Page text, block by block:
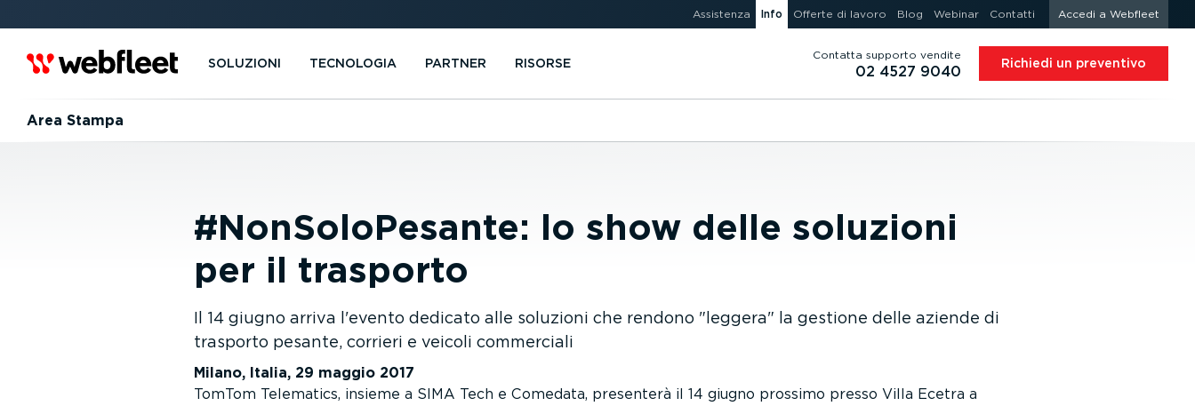
Assistenza Info Offerte di lavoro Blog Webinar Contatti Accedi a Webfleet
SOLUZIONI TECNOLOGIA PARTNER RISORSE
Contatta supporto vendite
02 4527 9040 Richiedi un preventivo
Area Stampa
#NonSoloPesante: lo show delle soluzioni
per il trasporto
Il 14 giugno arriva l'evento dedicato alle soluzioni che rendono leggera
la gestione delle aziende di
trasporto pesante, corrieri e veicoli commerciali
Milano, Italia, 29 maggio 2017
TomTom Telematics, insieme a SIMA Tech e Comedata, presenterà il 14 giugno prossimo presso Villa Ecetra a